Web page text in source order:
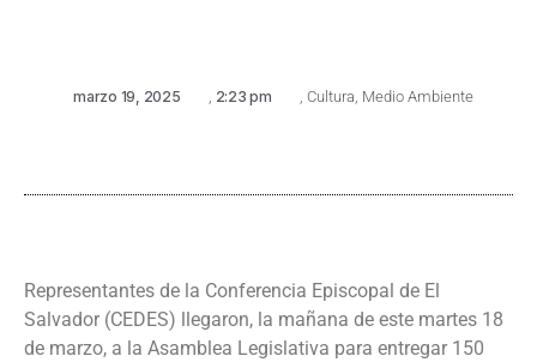
marzo 19, 2025 , 2:23 pm , Cultura, Medio Ambiente
Representantes de la Conferencia Episcopal de El
Salvador (CEDES) llegaron, la mañana de este martes 18
de marzo, a la Asamblea Legislativa para entregar 150